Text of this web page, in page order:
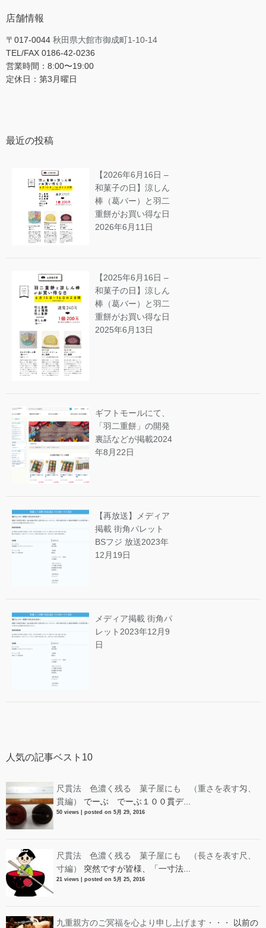
店舗情報
〒017-0044 秋田県大館市御成町1-10-14
TEL/FAX 0186-42-0236
営業時間：8:00〜19:00
定休日：第3月曜日
最近の投稿
【2026年6月16日 –
和菓子の日】涼しん
棒（葛バー）と羽二
重餅がお買い得な日
2026年6月11日
【2025年6月16日 –
和菓子の日】涼しん
棒（葛バー）と羽二
重餅がお買い得な日
2025年6月13日
ギフトモールにて、
「羽二重餅」の開発
裏話などが掲載2024
年8月22日
【再放送】メディア
掲載 街角パレット
BSフジ 放送2023年
12月19日
メディア掲載 街角パ
レット 2023年12月9
日
人気の記事ベスト10
尺貫法 色濃く残る 菓子屋にも （重さを表す匁、
貫編）
でーぶ でーぶ１００貫デ...
50 views posted on 5月 29, 2016
尺貫法 色濃く残る 菓子屋にも （長さを表す尺、
寸編）
突然ですが皆様、「一寸法...
21 views posted on 5月 25, 2016
九重親方のご冥福を心より申し上げます・・・
以前の